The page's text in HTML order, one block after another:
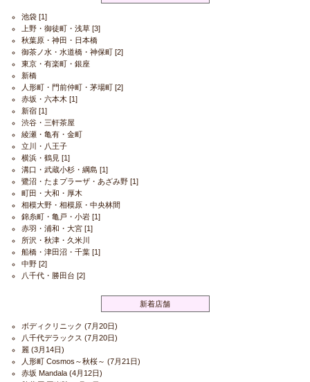
池袋 [1]
上野・御徒町・浅草 [3]
秋葉原・神田・日本橋
御茶ノ水・水道橋・神保町 [2]
東京・有楽町・銀座
新橋
人形町・門前仲町・茅場町 [2]
赤坂・六本木 [1]
新宿 [1]
渋谷・三軒茶屋
綾瀬・亀有・金町
立川・八王子
横浜・鶴見 [1]
溝口・武蔵小杉・綱島 [1]
鷺沼・たまプラーザ・あざみ野 [1]
町田・大和・厚木
相模大野・相模原・中央林間
錦糸町・亀戸・小岩 [1]
赤羽・浦和・大宮 [1]
所沢・秋津・久米川
船橋・津田沼・千葉 [1]
中野 [2]
八千代・勝田台 [2]
新着店舗
ボディクリニック (7月20日)
八千代デラックス (7月20日)
麗 (3月14日)
人形町 Cosmos～秋桜～ (7月21日)
赤坂 Mandala (4月12日)